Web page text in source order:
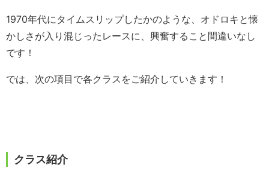
1970年代にタイムスリップしたかのような、オドロキと懐
かしさが入り混じったレースに、興奮すること間違いなし
です！
では、次の項目で各クラスをご紹介していきます！
クラス紹介